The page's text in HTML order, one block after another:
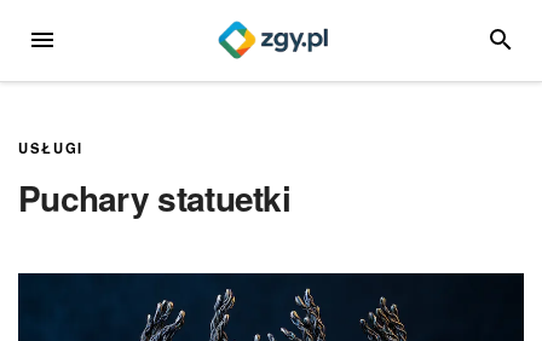
MENU
USŁUGI
Puchary statuetki